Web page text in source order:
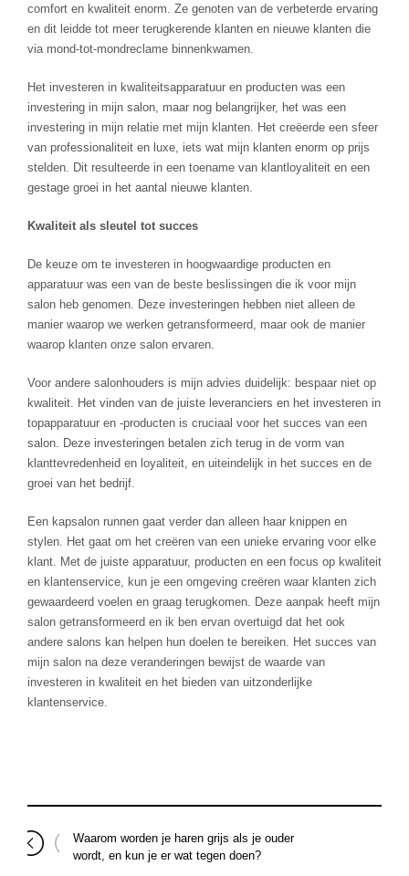
comfort en kwaliteit enorm. Ze genoten van de verbeterde ervaring
en dit leidde tot meer terugkerende klanten en nieuwe klanten die
via mond-tot-mondreclame binnenkwamen.
Het investeren in kwaliteitsapparatuur en producten was een
investering in mijn salon, maar nog belangrijker, het was een
investering in mijn relatie met mijn klanten. Het creëerde een sfeer
van professionaliteit en luxe, iets wat mijn klanten enorm op prijs
stelden. Dit resulteerde in een toename van klantloyaliteit en een
gestage groei in het aantal nieuwe klanten.
Kwaliteit als sleutel tot succes
De keuze om te investeren in hoogwaardige producten en
apparatuur was een van de beste beslissingen die ik voor mijn
salon heb genomen. Deze investeringen hebben niet alleen de
manier waarop we werken getransformeerd, maar ook de manier
waarop klanten onze salon ervaren.
Voor andere salonhouders is mijn advies duidelijk: bespaar niet op
kwaliteit. Het vinden van de juiste leveranciers en het investeren in
topapparatuur en -producten is cruciaal voor het succes van een
salon. Deze investeringen betalen zich terug in de vorm van
klanttevredenheid en loyaliteit, en uiteindelijk in het succes en de
groei van het bedrijf.
Een kapsalon runnen gaat verder dan alleen haar knippen en
stylen. Het gaat om het creëren van een unieke ervaring voor elke
klant. Met de juiste apparatuur, producten en een focus op kwaliteit
en klantenservice, kun je een omgeving creëren waar klanten zich
gewaardeerd voelen en graag terugkomen. Deze aanpak heeft mijn
salon getransformeerd en ik ben ervan overtuigd dat het ook
andere salons kan helpen hun doelen te bereiken. Het succes van
mijn salon na deze veranderingen bewijst de waarde van
investeren in kwaliteit en het bieden van uitzonderlijke
klantenservice.
Waarom worden je haren grijs als je ouder
wordt, en kun je er wat tegen doen?